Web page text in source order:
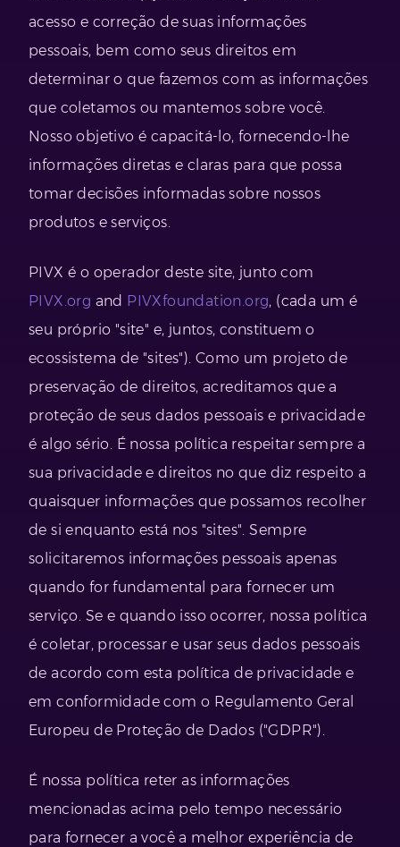
acesso e correção de suas informações
pessoais, bem como seus direitos em
determinar o que fazemos com as informações
que coletamos ou mantemos sobre você.
Nosso objetivo é capacitá-lo, fornecendo-lhe
informações diretas e claras para que possa
tomar decisões informadas sobre nossos
produtos e serviços.
PIVX é o operador deste site, junto com
PIVX.org and PIVXfoundation.org, (cada um é
seu próprio "site" e, juntos, constituem o
ecossistema de "sites"). Como um projeto de
preservação de direitos, acreditamos que a
proteção de seus dados pessoais e privacidade
é algo sério. É nossa política respeitar sempre a
sua privacidade e direitos no que diz respeito a
quaisquer informações que possamos recolher
de si enquanto está nos "sites". Sempre
solicitaremos informações pessoais apenas
quando for fundamental para fornecer um
serviço. Se e quando isso ocorrer, nossa política
é coletar, processar e usar seus dados pessoais
de acordo com esta política de privacidade e
em conformidade com o Regulamento Geral
Europeu de Proteção de Dados ("GDPR").
É nossa política reter as informações
mencionadas acima pelo tempo necessário
para fornecer a você a melhor experiência de